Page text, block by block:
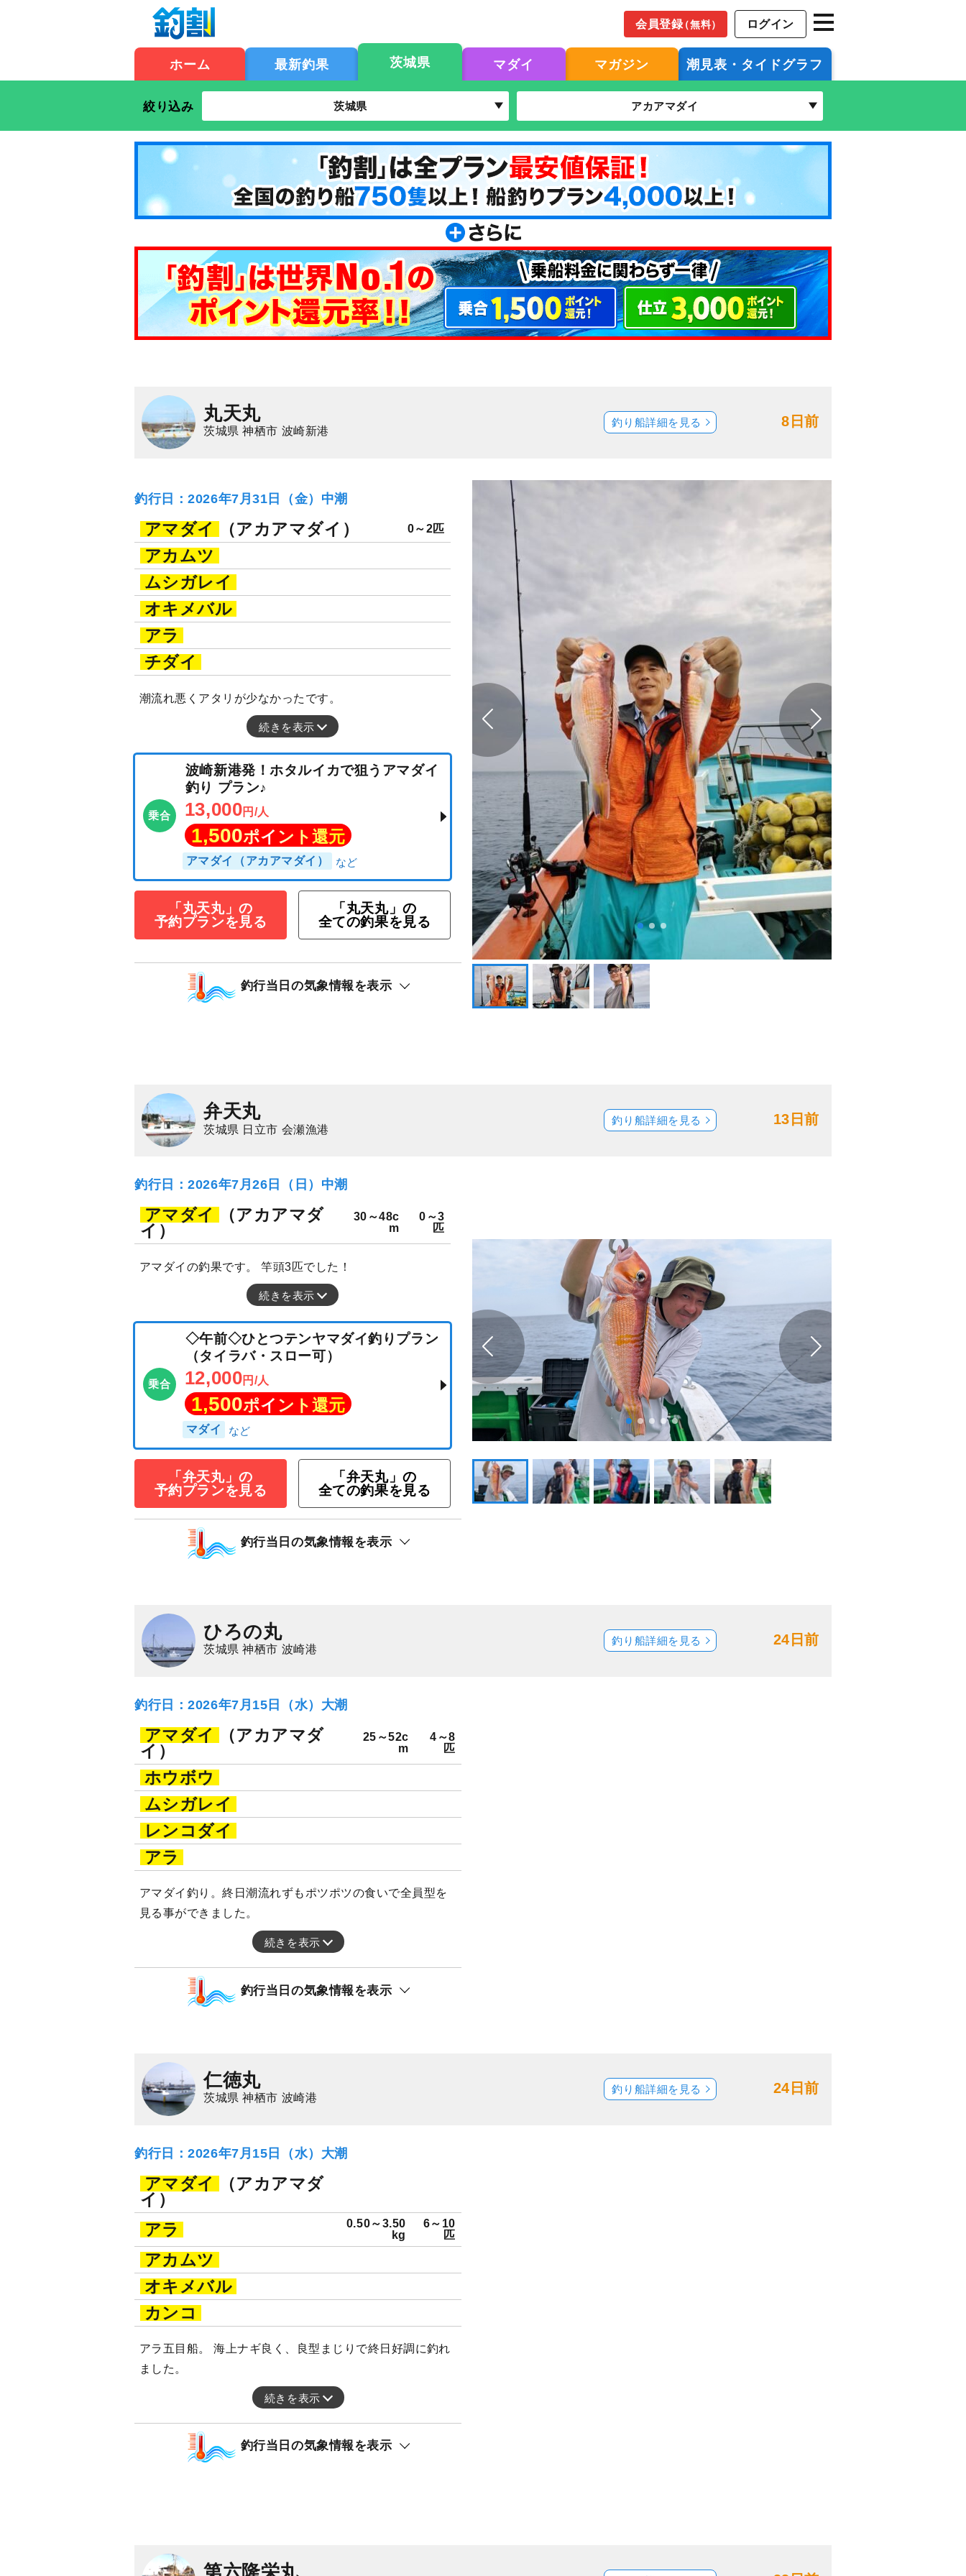
会員登録（無料） ログイン
ホーム 最新釣果 茨城県 マダイ マガジン 潮見表・タイドグラフ
絞り込み 茨城県 アカアマダイ
丸天丸
茨城県 神栖市 波崎新港
8日前
釣り船詳細を見る
釣行日：2026年7月31日（金）中潮
アマダイ （アカアマダイ） 0～2匹
アカムツ
ムシガレイ
オキメバル
アラ
チダイ
潮流れ悪くアタリが少なかったです。
続きを表示
波崎新港発！ホタルイカで狙うアマダイ
釣り プラン♪
13,000円/人
1,500 ポイント還元
アマダイ（アカアマダイ）
「丸天丸」の
予約プランを見る
「丸天丸」の
全ての釣果を見る
釣行当日の気象情報を表示
弁天丸
茨城県 日立市 会瀬漁港
13日前
釣り船詳細を見る
釣行日：2026年7月26日（日）中潮
アマダイ
（アカアマダ
イ）
30～48c
m
0～3
匹
アマダイの釣果です。 竿頭3匹でした！
続きを表示
◇午前◇ひとつテンヤマダイ釣りプラン
（タイラバ・スロー可）
12,000円/人
1,500
マダイ
「弁天丸」の
予約プランを見る
「弁天丸」の
全ての釣果を見る
釣行当日の気象情報を表示
ひろの丸
茨城県 神栖市 波崎港
24日前
釣り船詳細を見る
釣行日：2026年7月15日（水）大潮
アマダイ
（アカアマダ
イ）
25～52c
m
4～8
匹
ホウボウ
ムシガレイ
レンコダイ
アラ
アマダイ釣り。終日潮流れずもポツポツの食いで全員型を
見る事ができました。
続きを表示
釣行当日の気象情報を表示
仁徳丸
茨城県 神栖市 波崎港
24日前
釣り船詳細を見る
釣行日：2026年7月15日（水）大潮
アマダイ
（アカアマダ
イ）
アラ
0.50～3.50
kg
6～10
匹
アカムツ
オキメバル
カンコ
アラ五目船。 海上ナギ良く、良型まじりで終日好調に釣れ
ました。
続きを表示
釣行当日の気象情報を表示
第六隆栄丸